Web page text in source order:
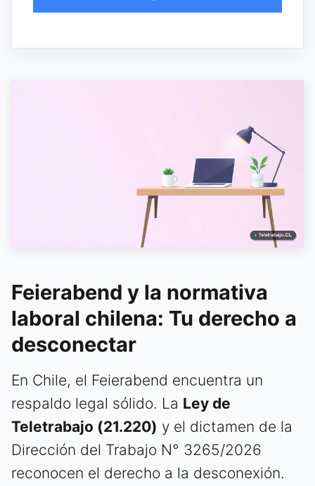
Feierabend y la normativa
laboral chilena: Tu derecho a
desconectar
En Chile, el Feierabend encuentra un
respaldo legal sólido. La Ley de
Teletrabajo (21.220) y el dictamen de la
Dirección del Trabajo N° 3265/2026
reconocen el derecho a la desconexión.